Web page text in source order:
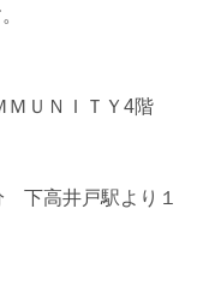
ＭＵＮＩＴＹ4階
下高井戸駅より１